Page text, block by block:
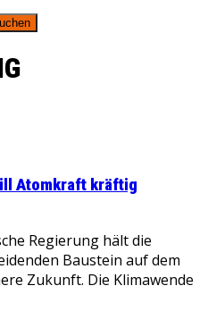
Atomkraft kräftig
Regierung hält die
Baustein auf dem
Zukunft. Die Klimawende